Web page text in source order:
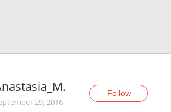
29, 2016
Follow